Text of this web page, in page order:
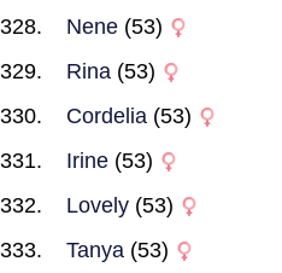
Nene (53)
Rina (53)
Cordelia (53)
Irine (53)
Lovely (53)
Tanya (53)